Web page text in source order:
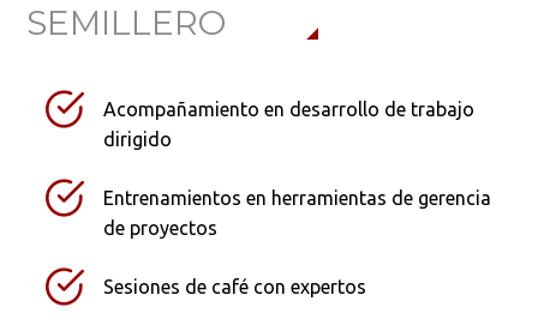
SEMILLERO
Acompañamiento en desarrollo de trabajo
dirigido
Entrenamientos en herramientas de gerencia
de proyectos
Sesiones de café con expertos